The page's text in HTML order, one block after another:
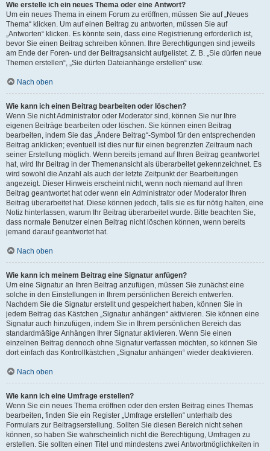
Wie erstelle ich ein neues Thema oder eine Antwort?
Um ein neues Thema in einem Forum zu eröffnen, müssen Sie auf „Neues
Thema“ klicken. Um auf einen Beitrag zu antworten, müssen Sie auf
„Antworten“ klicken. Es könnte sein, dass eine Registrierung erforderlich ist,
bevor Sie einen Beitrag schreiben können. Ihre Berechtigungen sind jeweils
am Ende der Foren- und der Beitragsansicht aufgelistet. Z. B. „Sie dürfen neue
Themen erstellen“, „Sie dürfen Dateianhänge erstellen“ usw.
Nach oben
Wie kann ich einen Beitrag bearbeiten oder löschen?
Wenn Sie nicht Administrator oder Moderator sind, können Sie nur Ihre
eigenen Beiträge bearbeiten oder löschen. Sie können einen Beitrag
bearbeiten, indem Sie das „Ändere Beitrag“-Symbol für den entsprechenden
Beitrag anklicken; eventuell ist dies nur für einen begrenzten Zeitraum nach
seiner Erstellung möglich. Wenn bereits jemand auf Ihren Beitrag geantwortet
hat, wird Ihr Beitrag in der Themenansicht als überarbeitet gekennzeichnet. Es
wird sowohl die Anzahl als auch der letzte Zeitpunkt der Bearbeitungen
angezeigt. Dieser Hinweis erscheint nicht, wenn noch niemand auf Ihren
Beitrag geantwortet hat oder wenn ein Administrator oder Moderator Ihren
Beitrag überarbeitet hat. Diese können jedoch, falls sie es für nötig halten, eine
Notiz hinterlassen, warum Ihr Beitrag überarbeitet wurde. Bitte beachten Sie,
dass normale Benutzer einen Beitrag nicht löschen können, wenn bereits
jemand darauf geantwortet hat.
Nach oben
Wie kann ich meinem Beitrag eine Signatur anfügen?
Um eine Signatur an Ihren Beitrag anzufügen, müssen Sie zunächst eine
solche in den Einstellungen in Ihrem persönlichen Bereich entwerfen.
Nachdem Sie die Signatur erstellt und gespeichert haben, können Sie in
jedem Beitrag das Kästchen „Signatur anhängen“ aktivieren. Sie können eine
Signatur auch hinzufügen, indem Sie in Ihrem persönlichen Bereich das
standardmäßige Anhängen Ihrer Signatur aktivieren. Wenn Sie einen
einzelnen Beitrag dennoch ohne Signatur verfassen möchten, so können Sie
dort einfach das Kontrollkästchen „Signatur anhängen“ wieder deaktivieren.
Nach oben
Wie kann ich eine Umfrage erstellen?
Wenn Sie ein neues Thema eröffnen oder den ersten Beitrag eines Themas
bearbeiten, finden Sie ein Register „Umfrage erstellen“ unterhalb des
Formulars zur Beitragserstellung. Sollten Sie diesen Bereich nicht sehen
können, so haben Sie wahrscheinlich nicht die Berechtigung, Umfragen zu
erstellen. Sie sollten einen Titel und mindestens zwei Antwortmöglichkeiten in